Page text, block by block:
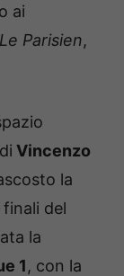
ai
Le Parisien,
Vincenzo
la
del
la
1, con la